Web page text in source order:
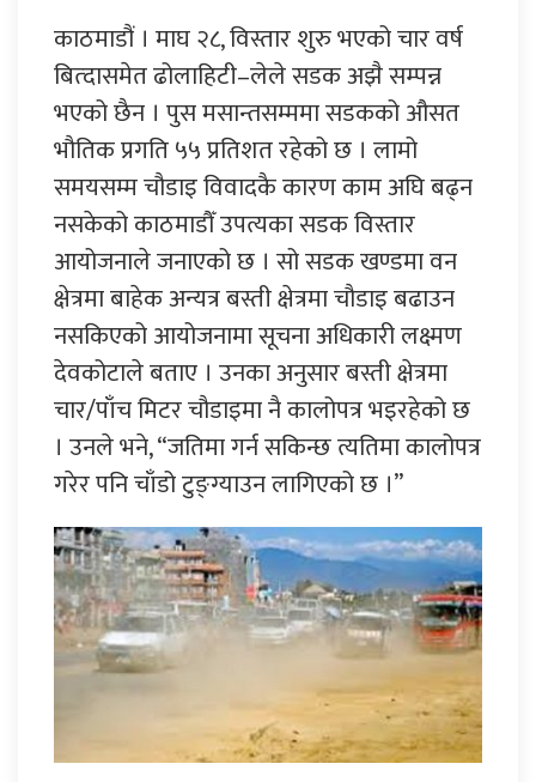
काठमाडौं । माघ २८, विस्तार शुरु भएको चार वर्ष
बित्दासमेत ढोलाहिटी–लेले सडक अझै सम्पन्न
भएको छैन । पुस मसान्तसम्ममा सडकको औसत
भौतिक प्रगति ५५ प्रतिशत रहेको छ । लामो
समयसम्म चौडाइ विवादकै कारण काम अघि बढ्न
नसकेको काठमाडौँ उपत्यका सडक विस्तार
आयोजनाले जनाएको छ । सो सडक खण्डमा वन
क्षेत्रमा बाहेक अन्यत्र बस्ती क्षेत्रमा चौडाइ बढाउन
नसकिएको आयोजनामा सूचना अधिकारी लक्ष्मण
देवकोटाले बताए । उनका अनुसार बस्ती क्षेत्रमा
चार/पाँच मिटर चौडाइमा नै कालोपत्र भइरहेको छ
। उनले भने, “जतिमा गर्न सकिन्छ त्यतिमा कालोपत्र
गरेर पनि चाँडो टुङ्ग्याउन लागिएको छ ।”